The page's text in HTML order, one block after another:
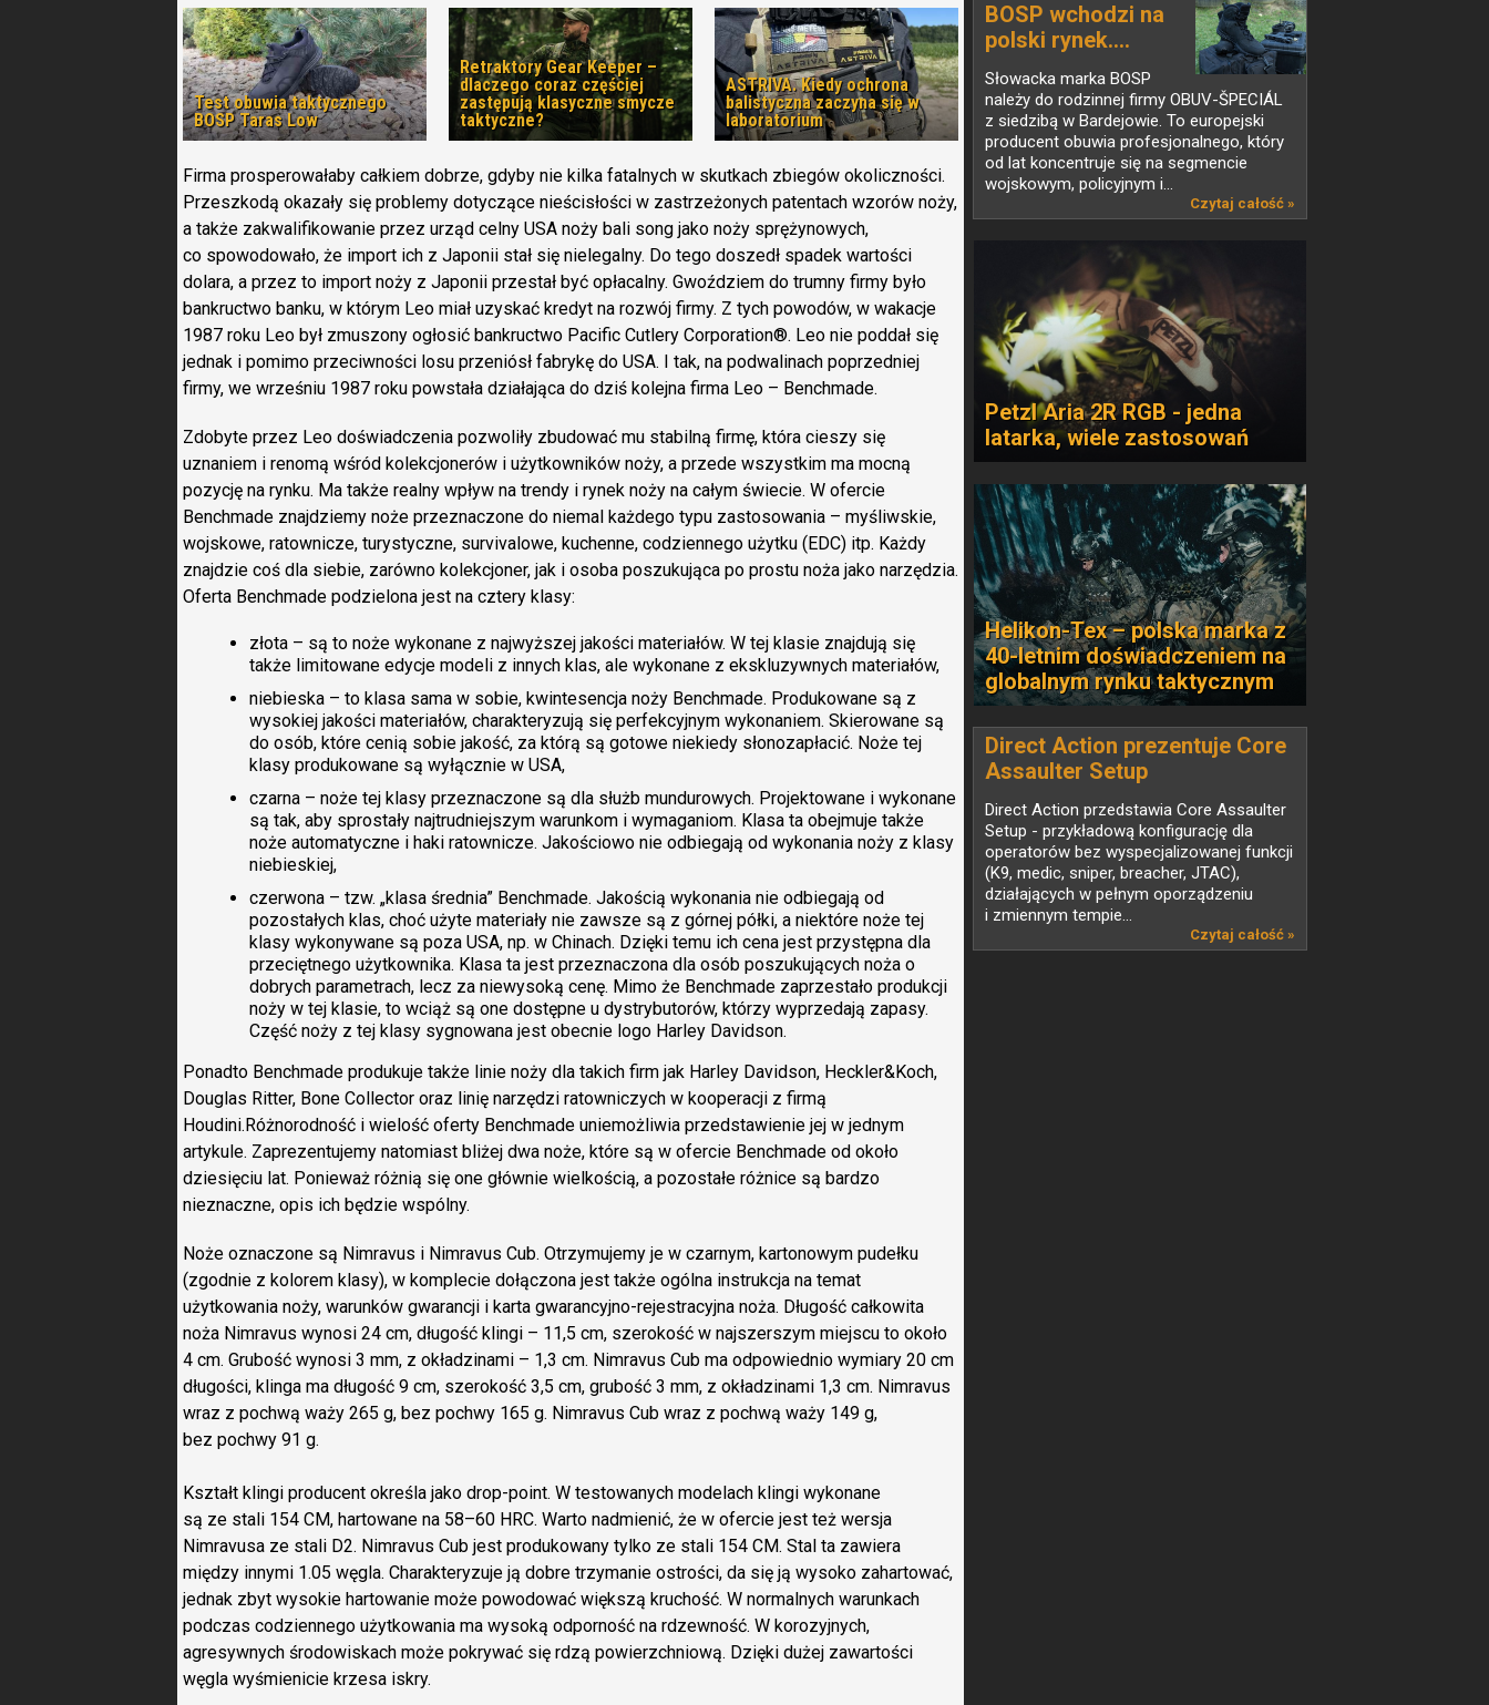
Test obuwia taktycznego
BOSP Taras Low
Retraktory Gear Keeper –
dlaczego coraz częściej
zastępują klasyczne smycze
taktyczne?
ASTRIVA. Kiedy ochrona
balistyczna zaczyna się w
laboratorium
Firma prosperowałaby całkiem dobrze, gdyby nie kilka fatalnych w skutkach zbiegów okoliczności.
Przeszkodą okazały się problemy dotyczące nieścisłości w zastrzeżonych patentach wzorów noży,
a także zakwalifikowanie przez urząd celny USA noży bali song jako noży sprężynowych,
co spowodowało, że import ich z Japonii stał się nielegalny. Do tego doszedł spadek wartości
dolara, a przez to import noży z Japonii przestał być opłacalny. Gwoździem do trumny firmy było
bankructwo banku, w którym Leo miał uzyskać kredyt na rozwój firmy. Z tych powodów, w wakacje
1987 roku Leo był zmuszony ogłosić bankructwo Pacific Cutlery Corporation®. Leo nie poddał się
jednak i pomimo przeciwności losu przeniósł fabrykę do USA. I tak, na podwalinach poprzedniej
firmy, we wrześniu 1987 roku powstała działająca do dziś kolejna firma Leo – Benchmade.
Zdobyte przez Leo doświadczenia pozwoliły zbudować mu stabilną firmę, która cieszy się
uznaniem i renomą wśród kolekcjonerów i użytkowników noży, a przede wszystkim ma mocną
pozycję na rynku. Ma także realny wpływ na trendy i rynek noży na całym świecie. W ofercie
Benchmade znajdziemy noże przeznaczone do niemal każdego typu zastosowania – myśliwskie,
wojskowe, ratownicze, turystyczne, survivalowe, kuchenne, codziennego użytku (EDC) itp. Każdy
znajdzie coś dla siebie, zarówno kolekcjoner, jak i osoba poszukująca po prostu noża jako narzędzia.
Oferta Benchmade podzielona jest na cztery klasy:
złota – są to noże wykonane z najwyższej jakości materiałów. W tej klasie znajdują się
także limitowane edycje modeli z innych klas, ale wykonane z ekskluzywnych materiałów,
niebieska – to klasa sama w sobie, kwintesencja noży Benchmade. Produkowane są z
wysokiej jakości materiałów, charakteryzują się perfekcyjnym wykonaniem. Skierowane są
do osób, które cenią sobie jakość, za którą są gotowe niekiedy słonozapłacić. Noże tej
klasy produkowane są wyłącznie w USA,
czarna – noże tej klasy przeznaczone są dla służb mundurowych. Projektowane i wykonane
są tak, aby sprostały najtrudniejszym warunkom i wymaganiom. Klasa ta obejmuje także
noże automatyczne i haki ratownicze. Jakościowo nie odbiegają od wykonania noży z klasy
niebieskiej,
czerwona – tzw. „klasa średnia” Benchmade. Jakością wykonania nie odbiegają od
pozostałych klas, choć użyte materiały nie zawsze są z górnej półki, a niektóre noże tej
klasy wykonywane są poza USA, np. w Chinach. Dzięki temu ich cena jest przystępna dla
przeciętnego użytkownika. Klasa ta jest przeznaczona dla osób poszukujących noża o
dobrych parametrach, lecz za niewysoką cenę. Mimo że Benchmade zaprzestało produkcji
noży w tej klasie, to wciąż są one dostępne u dystrybutorów, którzy wyprzedają zapasy.
Część noży z tej klasy sygnowana jest obecnie logo Harley Davidson.
Ponadto Benchmade produkuje także linie noży dla takich firm jak Harley Davidson, Heckler&Koch,
Douglas Ritter, Bone Collector oraz linię narzędzi ratowniczych w kooperacji z firmą
Houdini.Różnorodność i wielość oferty Benchmade uniemożliwia przedstawienie jej w jednym
artykule. Zaprezentujemy natomiast bliżej dwa noże, które są w ofercie Benchmade od około
dziesięciu lat. Ponieważ różnią się one głównie wielkością, a pozostałe różnice są bardzo
nieznaczne, opis ich będzie wspólny.
Noże oznaczone są Nimravus i Nimravus Cub. Otrzymujemy je w czarnym, kartonowym pudełku
(zgodnie z kolorem klasy), w komplecie dołączona jest także ogólna instrukcja na temat
użytkowania noży, warunków gwarancji i karta gwarancyjno-rejestracyjna noża. Długość całkowita
noża Nimravus wynosi 24 cm, długość klingi – 11,5 cm, szerokość w najszerszym miejscu to około
4 cm. Grubość wynosi 3 mm, z okładzinami – 1,3 cm. Nimravus Cub ma odpowiednio wymiary 20 cm
długości, klinga ma długość 9 cm, szerokość 3,5 cm, grubość 3 mm, z okładzinami 1,3 cm. Nimravus
wraz z pochwą waży 265 g, bez pochwy 165 g. Nimravus Cub wraz z pochwą waży 149 g,
bez pochwy 91 g.
Kształt klingi producent określa jako drop-point. W testowanych modelach klingi wykonane
są ze stali 154 CM, hartowane na 58–60 HRC. Warto nadmienić, że w ofercie jest też wersja
Nimravusa ze stali D2. Nimravus Cub jest produkowany tylko ze stali 154 CM. Stal ta zawiera
między innymi 1.05 węgla. Charakteryzuje ją dobre trzymanie ostrości, da się ją wysoko zahartować,
jednak zbyt wysokie hartowanie może powodować większą kruchość. W normalnych warunkach
podczas codziennego użytkowania ma wysoką odporność na rdzewność. W korozyjnych,
agresywnych środowiskach może pokrywać się rdzą powierzchniową. Dzięki dużej zawartości
węgla wyśmienicie krzesa iskry.
BOSP wchodzi na
polski rynek....
Słowacka marka BOSP
należy do rodzinnej firmy OBUV-ŠPECIÁL
z siedzibą w Bardejowie. To europejski
producent obuwia profesjonalnego, który
od lat koncentruje się na segmencie
wojskowym, policyjnym i...
Czytaj całość »
Petzl Aria 2R RGB - jedna
latarka, wiele zastosowań
Helikon-Tex – polska marka z
40-letnim doświadczeniem na
globalnym rynku taktycznym
Direct Action prezentuje Core
Assaulter Setup
Direct Action przedstawia Core Assaulter
Setup - przykładową konfigurację dla
operatorów bez wyspecjalizowanej funkcji
(K9, medic, sniper, breacher, JTAC),
działających w pełnym oporządzeniu
i zmiennym tempie...
Czytaj całość »